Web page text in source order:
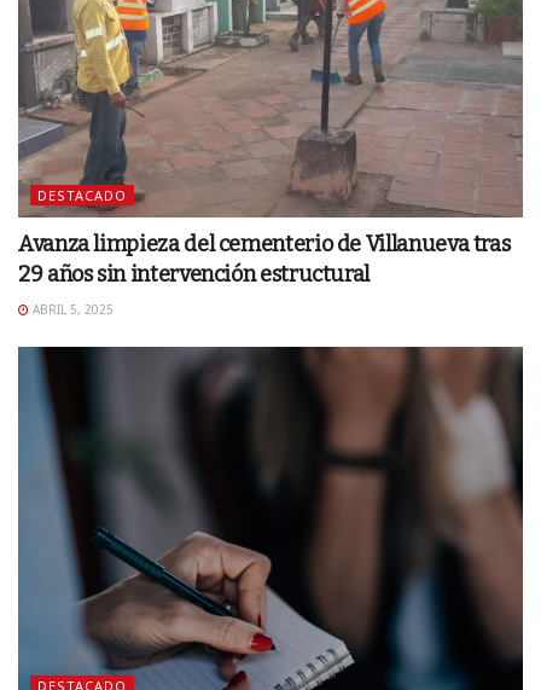
DESTACADO
Avanza limpieza del cementerio de Villanueva tras
29 años sin intervención estructural
ABRIL 5, 2025
DESTACADO